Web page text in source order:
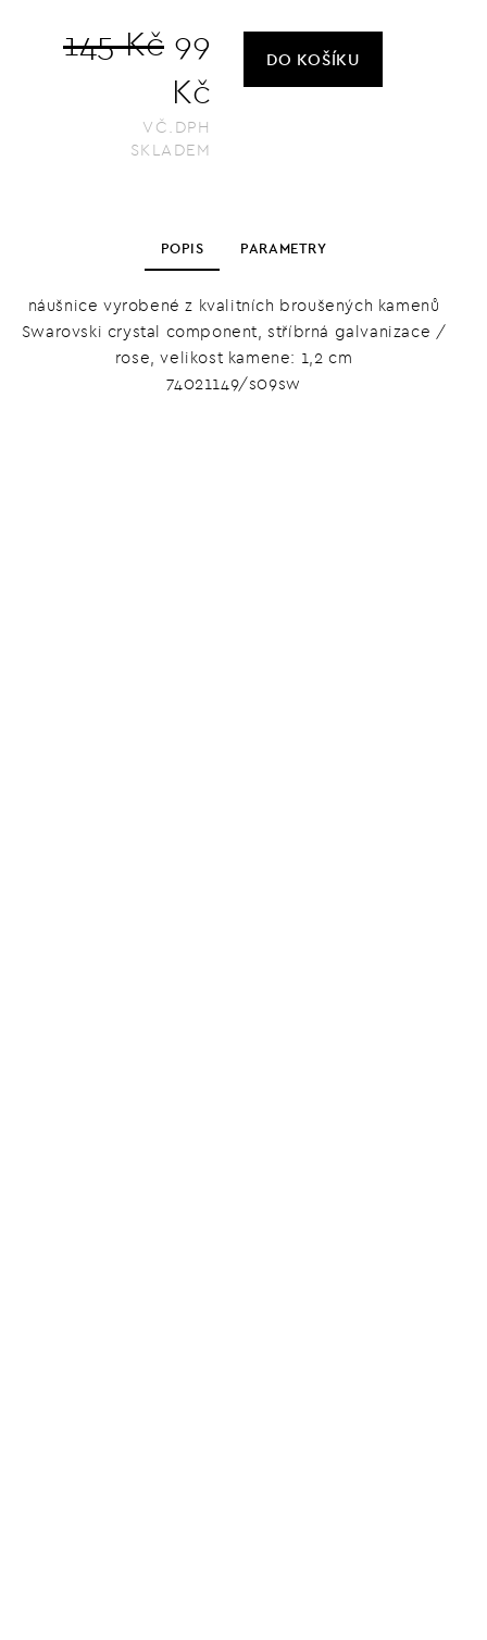
145 Kč 99
Kč
VČ.DPH
SKLADEM
DO KOŠÍKU
POPIS PARAMETRY
náušnice vyrobené z kvalitních broušených kamenů
Swarovski crystal component, stříbrná galvanizace /
rose, velikost kamene: 1,2 cm
74021149/s09sw